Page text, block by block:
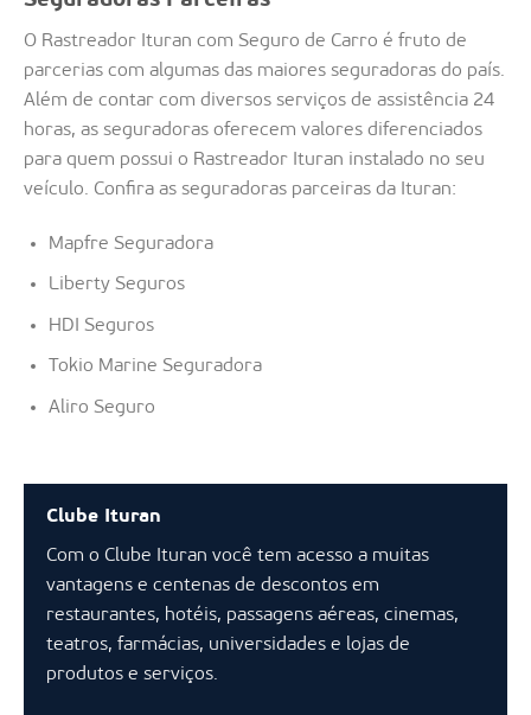
O Rastreador Ituran com Seguro de Carro é fruto de
parcerias com algumas das maiores seguradoras do país.
Além de contar com diversos serviços de assistência 24
horas, as seguradoras oferecem valores diferenciados
para quem possui o Rastreador Ituran instalado no seu
veículo. Confira as seguradoras parceiras da Ituran:
Mapfre Seguradora
Liberty Seguros
HDI Seguros
Tokio Marine Seguradora
Aliro Seguro
Clube Ituran
Com o Clube Ituran você tem acesso a muitas
vantagens e centenas de descontos em
restaurantes, hotéis, passagens aéreas, cinemas,
teatros, farmácias, universidades e lojas de
produtos e serviços.